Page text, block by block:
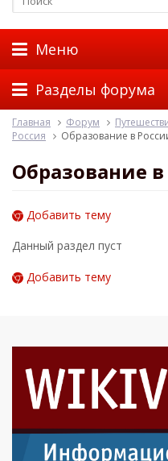
Меню
Разделы форума
Главная Форум
Россия
Образование в
Образование
Добавить тему
Данный раздел пуст
Добавить тему